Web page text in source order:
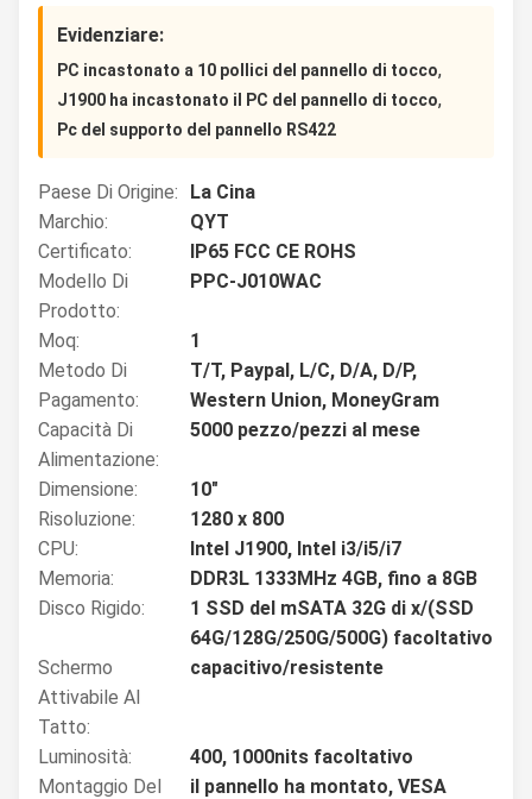
Evidenziare:
PC incastonato a 10 pollici del pannello di tocco,
J1900 ha incastonato il PC del pannello di tocco,
Pc del supporto del pannello RS422
Paese Di Origine:
La Cina
Marchio:
QYT
Certificato:
IP65 FCC CE ROHS
Modello Di
Prodotto:
PPC-J010WAC
Moq:
1
Metodo Di
Pagamento:
T/T, Paypal, L/C, D/A, D/P,
Western Union, MoneyGram
Capacità Di
Alimentazione:
5000 pezzo/pezzi al mese
Dimensione:
10"
Risoluzione:
1280 x 800
CPU:
Intel J1900, Intel i3/i5/i7
Memoria:
DDR3L 1333MHz 4GB, fino a 8GB
Disco Rigido:
1 SSD del mSATA 32G di x/(SSD
64G/128G/250G/500G) facoltativo
Schermo
Attivabile Al
Tatto:
capacitivo/resistente
Luminosità:
400, 1000nits facoltativo
Montaggio Del
il pannello ha montato, VESA